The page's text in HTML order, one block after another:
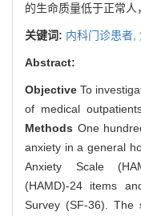
的生命质量低于正常人
关键词: 内科门诊患者,
Abstract:
Objective To
of medical
Methods One
anxiety in a general
Anxiety Scale
(HAMD)-24 items
Survey (SF-36). The